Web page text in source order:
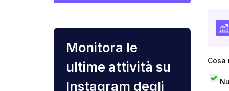
Monitora le
ultime attività su
Instagram degli
Cosa